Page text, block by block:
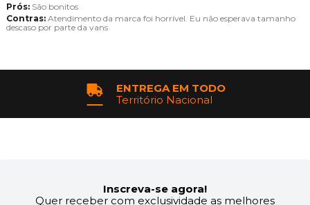
Prós: São bonitos
Contras: Atendimento da marca foi horrível. Eu não esperava tamanho
descaso por parte da vans
ENTREGA EM TODO
Território Nacional
Inscreva-se agora!
Quer receber com exclusividade as melhores